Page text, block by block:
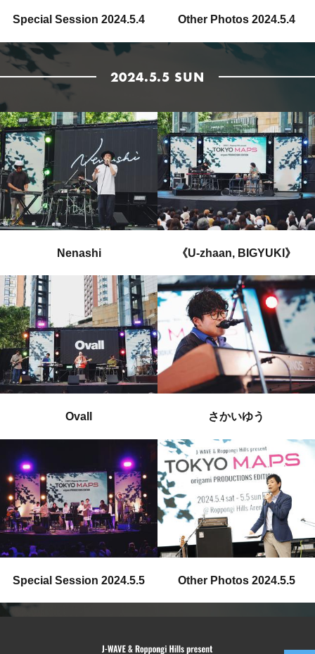
Special Session 2024.5.4 Other Photos 2024.5.4
2024.5.5 SUN
Nenashi 《U-zhaan, BIGYUKI》
Ovall さかいゆう
Special Session 2024.5.5 Other Photos 2024.5.5